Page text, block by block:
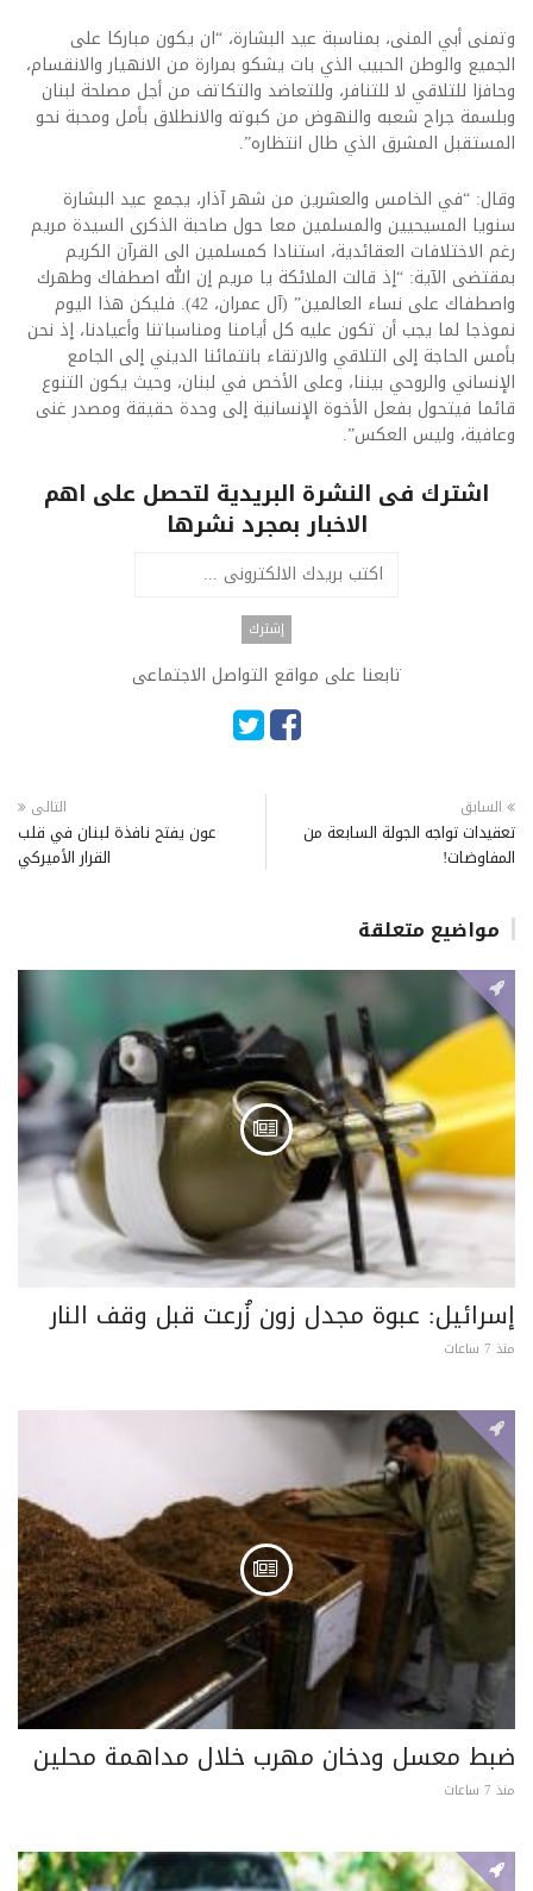
وتمنى أبي المنى، بمناسبة عيد البشارة، “ان يكون مباركا على
الجميع والوطن الحبيب الذي بات يشكو بمرارة من الانهيار والانقسام،
وحافزا للتلاقي لا للتنافر، وللتعاضد والتكاتف من أجل مصلحة لبنان
وبلسمة جراح شعبه والنهوض من كبوته والانطلاق بأمل ومحبة نحو
المستقبل المشرق الذي طال انتظاره”.
وقال: “في الخامس والعشرين من شهر آذار، يجمع عيد البشارة
سنويا المسيحيين والمسلمين معا حول صاحبة الذكرى السيدة مريم
رغم الاختلافات العقائدية، استنادا كمسلمين الى القرآن الكريم
بمقتضى الآية: “إذ قالت الملائكة يا مريم إن الله اصطفاك وطهرك
واصطفاك على نساء العالمين” (آل عمران، 42). فليكن هذا اليوم
نموذجا لما يجب أن تكون عليه كل أيامنا ومناسباتنا وأعيادنا، إذ نحن
بأمس الحاجة إلى التلاقي والارتقاء بانتمائنا الديني إلى الجامع
الإنساني والروحي بيننا، وعلى الأخص في لبنان، وحيث يكون التنوع
قائما فيتحول بفعل الأخوة الإنسانية إلى وحدة حقيقة ومصدر غنى
وعافية، وليس العكس”.
اشترك فى النشرة البريدية لتحصل على اهم
الاخبار بمجرد نشرها
تابعنا على مواقع التواصل الاجتماعى
السابق
تعقيدات تواجه الجولة السابعة من
المفاوضات!
التالى
عون يفتح نافذة لبنان في قلب
القرار الأميركي
مواضيع متعلقة
إسرائيل: عبوة مجدل زون زُرعت قبل وقف النار
منذ 7 ساعات
ضبط معسل ودخان مهرب خلال مداهمة محلين
منذ 7 ساعات